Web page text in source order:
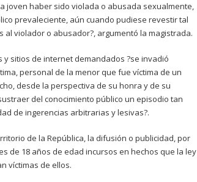
joven haber sido violada o abusada sexualmente,
prevaleciente, aún cuando pudiese revestir tal
violador o abusador?, argumentó la magistrada.
sitios de internet demandados ?se invadió
personal de la menor que fue víctima de un
desde la perspectiva de su honra y de su
del conocimiento público un episodio tan
de ingerencias arbitrarias y lesivas?.
de la República, la difusión o publicidad, por
de 18 años de edad incursos en hechos que la ley
víctimas de ellos.